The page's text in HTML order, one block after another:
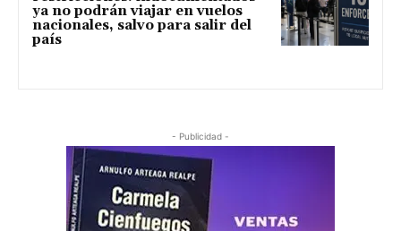
ya no podrán viajar en vuelos
nacionales, salvo para salir del
país
- Publicidad -